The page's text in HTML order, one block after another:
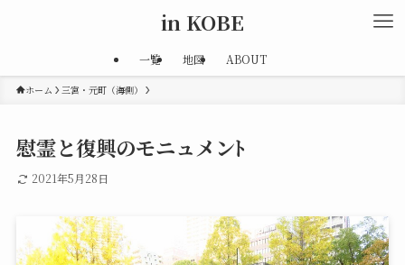
in KOBE
一覧 地図 ABOUT
ホーム 三宮・元町（海側）
慰霊と復興のモニュメンﾄ
2021年5月28日